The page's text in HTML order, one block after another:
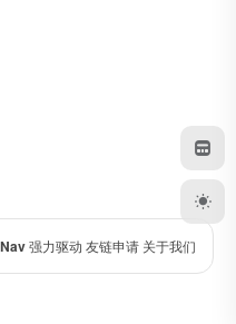
强力驱动 友链申请 关于我们